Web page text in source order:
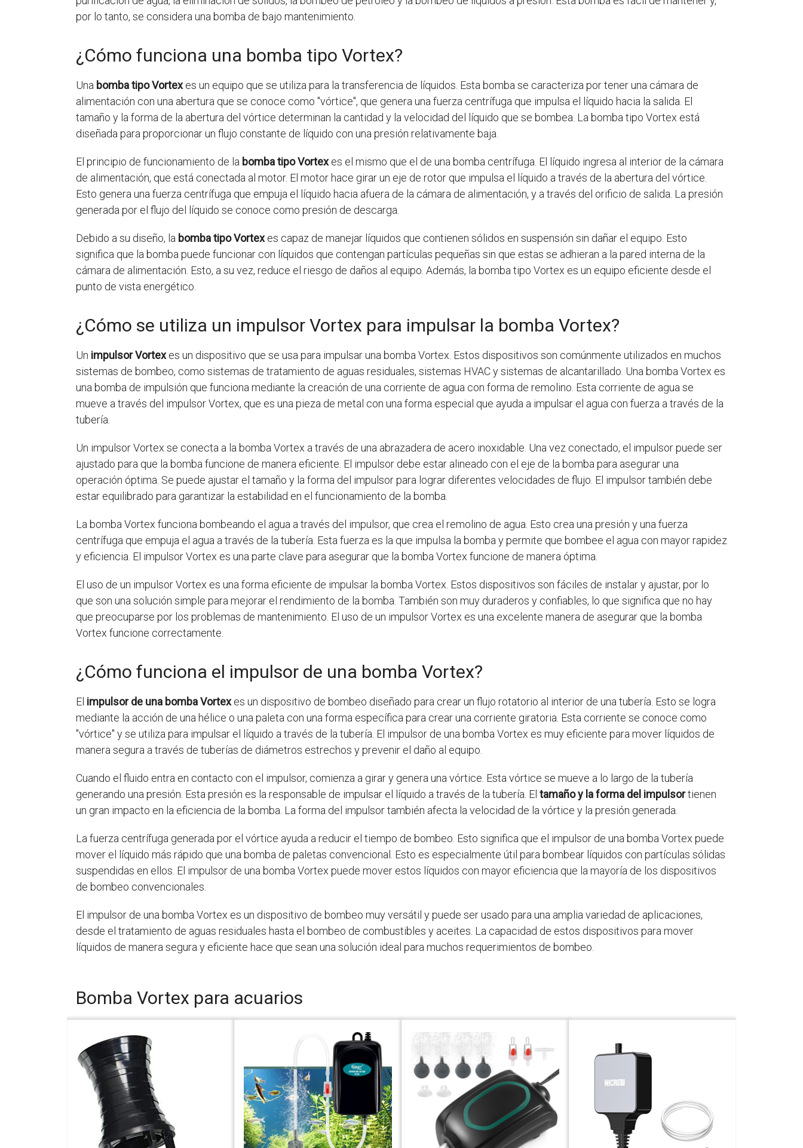
por lo tanto, se considera una bomba de bajo mantenimiento.
¿Cómo funciona una bomba tipo Vortex?
Una bomba tipo Vortexes un equipo que se utiliza para la transferencia de líquidos. Esta bomba se caracteriza por tener una cámara de
alimentación con una abertura que se conoce como "vórtice", que genera una fuerza centrífuga que impulsa el líquido hacia la salida. El
tamaño y la forma de la abertura del vórtice determinan la cantidad y la velocidad del líquido que se bombea. La bomba tipo Vortex está
diseñada para proporcionar un flujo constante de líquido con una presión relativamente baja.
El principio de funcionamiento de la bomba tipo Vortexes el mismo que el de una bomba centrífuga. El líquido ingresa al interior de la cámara
de alimentación, que está conectada al motor. El motor hace girar un eje de rotor que impulsa el líquido a través de la abertura del vórtice.
Esto genera una fuerza centrífuga que empuja el líquido hacia afuera de la cámara de alimentación, y a través del orificio de salida. La presión
generada por el flujo del líquido se conoce como presión de descarga.
Debido a su diseño, la bomba tipo Vortexes capaz de manejar líquidos que contienen sólidos en suspensión sin dañar el equipo. Esto
significa que la bomba puede funcionar con líquidos que contengan partículas pequeñas sin que estas se adhieran a la pared interna de la
cámara de alimentación. Esto, a su vez, reduce el riesgo de daños al equipo. Además, la bomba tipo Vortex es un equipo eficiente desde el
punto de vista energético.
¿Cómo se utiliza un impulsor Vortex para impulsar la bomba Vortex?
Un impulsor Vortexes un dispositivo que se usa para impulsar una bomba Vortex. Estos dispositivos son comúnmente utilizados en muchos
sistemas de bombeo, como sistemas de tratamiento de aguas residuales, sistemas HVAC y sistemas de alcantarillado. Una bomba Vortex es
una bomba de impulsión que funciona mediante la creación de una corriente de agua con forma de remolino. Esta corriente de agua se
mueve a través del impulsor Vortex, que es una pieza de metal con una forma especial que ayuda a impulsar el agua con fuerza a través de la
tubería.
Un impulsor Vortex se conecta a la bomba Vortex a través de una abrazadera de acero inoxidable. Una vez conectado, el impulsor puede ser
ajustado para que la bomba funcione de manera eficiente. El impulsor debe estar alineado con el eje de la bomba para asegurar una
operación óptima. Se puede ajustar el tamaño y la forma del impulsor para lograr diferentes velocidades de flujo. El impulsor también debe
estar equilibrado para garantizar la estabilidad en el funcionamiento de la bomba.
La bomba Vortex funciona bombeando el agua a través del impulsor, que crea el remolino de agua. Esto crea una presión y una fuerza
centrífuga que empuja el agua a través de la tubería. Esta fuerza es la que impulsa la bomba y permite que bombee el agua con mayor rapidez
y eficiencia. El impulsor Vortex es una parte clave para asegurar que la bomba Vortex funcione de manera óptima.
El uso de un impulsor Vortex es una forma eficiente de impulsar la bomba Vortex. Estos dispositivos son fáciles de instalar y ajustar, por lo
que son una solución simple para mejorar el rendimiento de la bomba. También son muy duraderos y confiables, lo que significa que no hay
que preocuparse por los problemas de mantenimiento. El uso de un impulsor Vortex es una excelente manera de asegurar que la bomba
Vortex funcione correctamente.
¿Cómo funciona el impulsor de una bomba Vortex?
El impulsor de una bomba Vortexes un dispositivo de bombeo diseñado para crear un flujo rotatorio al interior de una tubería. Esto se logra
mediante la acción de una hélice o una paleta con una forma específica para crear una corriente giratoria. Esta corriente se conoce como
"vórtice" y se utiliza para impulsar el líquido a través de la tubería. El impulsor de una bomba Vortex es muy eficiente para mover líquidos de
manera segura a través de tuberías de diámetros estrechos y prevenir el daño al equipo.
Cuando el fluido entra en contacto con el impulsor, comienza a girar y genera una vórtice. Esta vórtice se mueve a lo largo de la tubería
generando una presión. Esta presión es la responsable de impulsar el líquido a través de la tubería. El tamaño y la forma del impulsortienen
un gran impacto en la eficiencia de la bomba. La forma del impulsor también afecta la velocidad de la vórtice y la presión generada.
La fuerza centrífuga generada por el vórtice ayuda a reducir el tiempo de bombeo. Esto significa que el impulsor de una bomba Vortex puede
mover el líquido más rápido que una bomba de paletas convencional. Esto es especialmente útil para bombear líquidos con partículas sólidas
suspendidas en ellos. El impulsor de una bomba Vortex puede mover estos líquidos con mayor eficiencia que la mayoría de los dispositivos
de bombeo convencionales.
El impulsor de una bomba Vortex es un dispositivo de bombeo muy versátil y puede ser usado para una amplia variedad de aplicaciones,
desde el tratamiento de aguas residuales hasta el bombeo de combustibles y aceites. La capacidad de estos dispositivos para mover
líquidos de manera segura y eficiente hace que sean una solución ideal para muchos requerimientos de bombeo.
Bomba Vortex para acuarios